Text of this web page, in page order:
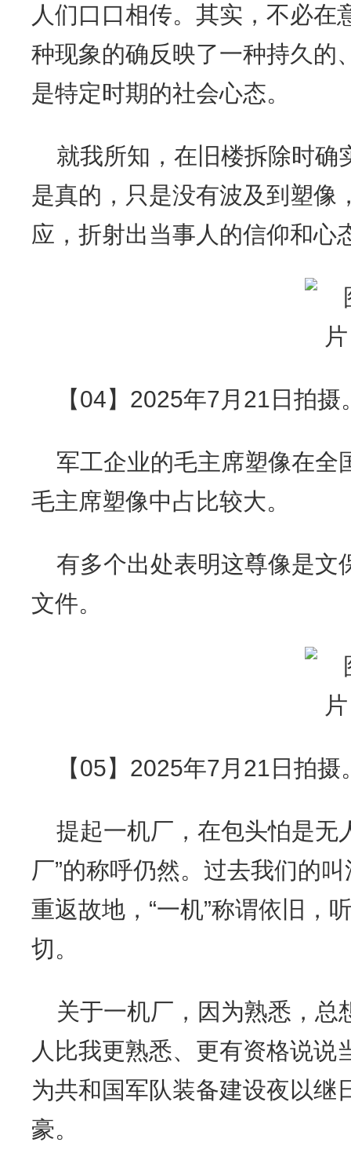
人们口口相传。其实，不必在
种现象的确反映了一种持久的
是特定时期的社会心态。
就我所知，在旧楼拆除时确
是真的，只是没有波及到塑像
应，折射出当事人的信仰和心
【04】2025年7月21日拍摄
军工企业的毛主席塑像在全
毛主席塑像中占比较大。
有多个出处表明这尊像是文
文件。
【05】2025年7月21日拍摄
提起一机厂，在包头怕是无
厂”的称呼仍然。过去我们的
重返故地，“一机”称谓依旧，
切。
关于一机厂，因为熟悉，总
人比我更熟悉、更有资格说说
为共和国军队装备建设夜以继
豪。